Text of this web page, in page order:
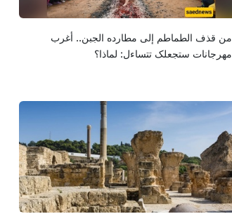
من قذف الطماطم إلى مطارده الجبن.. أغرب
مهرجانات ستجعلک تتساءل: لماذا؟